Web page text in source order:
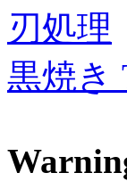
刃処理
黒焼き